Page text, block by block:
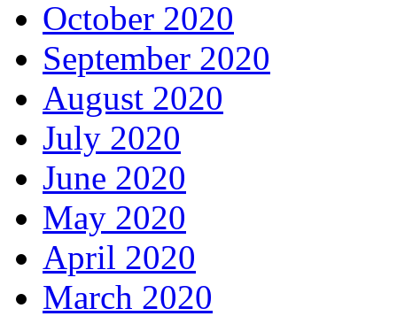
October 2020
September 2020
August 2020
July 2020
June 2020
May 2020
April 2020
March 2020